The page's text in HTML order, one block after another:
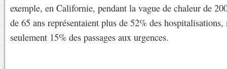
exemple, en Californie, pendant la vague de chaleur de
de 65 ans représentaient plus de 52% des hospitalisations,
seulement 15% des passages aux urgences.